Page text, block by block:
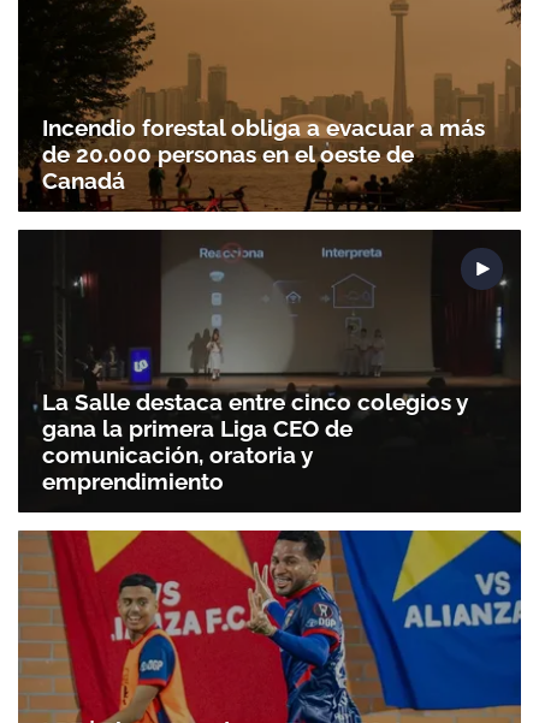
Gracias por suscribirte a nuestro boletín.
ACEPTAR
Incendio forestal obliga a evacuar a más
de 20.000 personas en el oeste de
Canadá
La Salle destaca entre cinco colegios y
gana la primera Liga CEO de
comunicación, oratoria y
emprendimiento